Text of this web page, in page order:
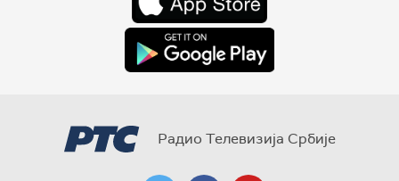
Радио Телевизија Србије